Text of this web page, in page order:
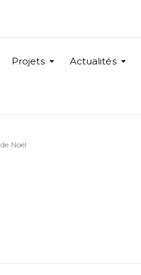
Projets Actualités
Noël